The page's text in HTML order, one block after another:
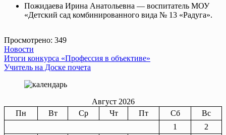
Пожидаева Ирина Анатольевна — воспитатель МОУ
«Детский сад комбинированного вида № 13 «Радуга».
Просмотрено: 349
Новости
Навигация
по
записям
Итоги конкурса «Профессия в объективе»
Учитель на Доске почета
Август 2026
Пн
Вт Ср Чт Пт Сб
Вс
1
2